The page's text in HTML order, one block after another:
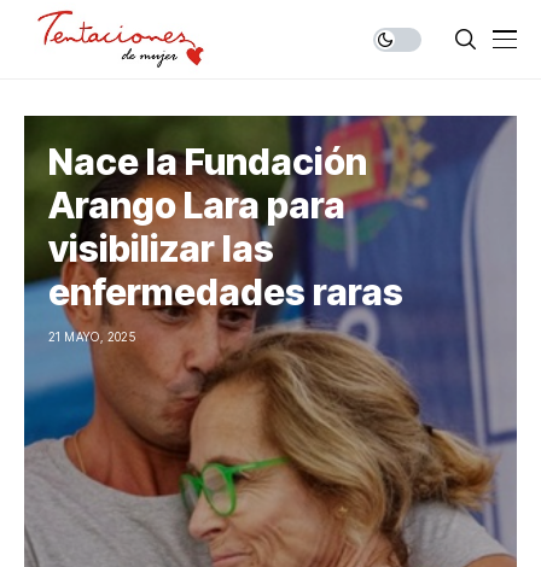
Nace la Fundación
Arango Lara para
visibilizar las
enfermedades raras
21 MAYO, 2025